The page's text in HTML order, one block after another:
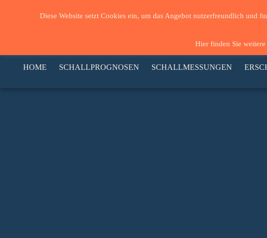
HOME SCHALLPROGNOSEN SCHALLMESSUNGEN
Diese Website setzt Cookies ein, um das Angebot nutzerfreundlich und
Hier finden Sie